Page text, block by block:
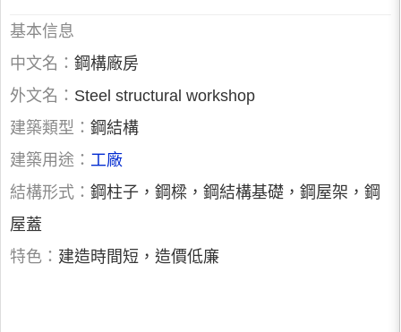
基本信息
中文名： 鋼構廠房
外文名： Steel structural workshop
建築類型： 鋼結構
建築用途： 工廠
結構形式： 鋼柱子，鋼樑，鋼結構基礎，鋼屋架，鋼
屋蓋
特色： 建造時間短，造價低廉